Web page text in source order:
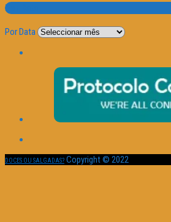
Por Data
Por Data
DOCES OU SALGADAS? Copyright © 2022